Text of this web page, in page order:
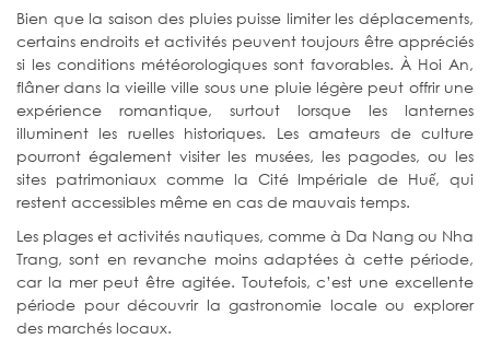
Bien que la saison des pluies puisse limiter les déplacements,
certains endroits et activités peuvent toujours être appréciés
si les conditions météorologiques sont favorables. À Hoi An,
flâner dans la vieille ville sous une pluie légère peut offrir une
expérience romantique, surtout lorsque les lanternes
illuminent les ruelles historiques. Les amateurs de culture
pourront également visiter les musées, les pagodes, ou les
sites patrimoniaux comme la Cité Impériale de Huế, qui
restent accessibles même en cas de mauvais temps.
Les plages et activités nautiques, comme à Da Nang ou Nha
Trang, sont en revanche moins adaptées à cette période,
car la mer peut être agitée. Toutefois, c’est une excellente
période pour découvrir la gastronomie locale ou explorer
des marchés locaux.